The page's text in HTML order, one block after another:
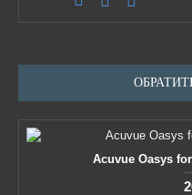
Acuvue Oasys